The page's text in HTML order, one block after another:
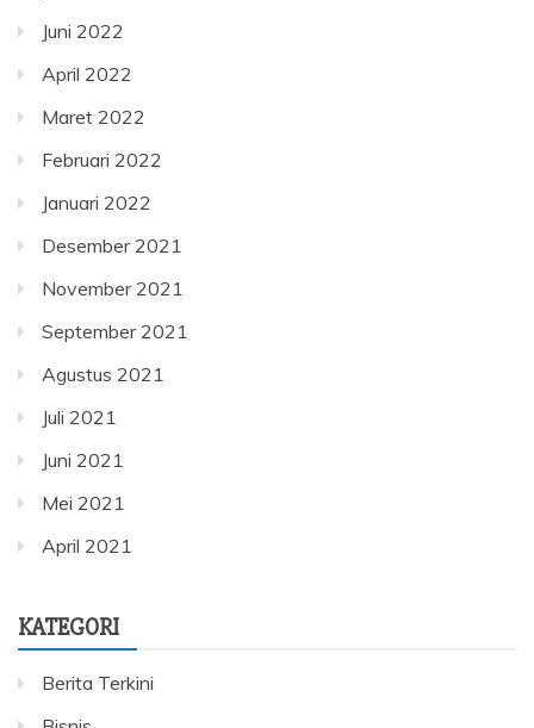
Juni 2022
April 2022
Maret 2022
Februari 2022
Januari 2022
Desember 2021
November 2021
September 2021
Agustus 2021
Juli 2021
Juni 2021
Mei 2021
April 2021
KATEGORI
Berita Terkini